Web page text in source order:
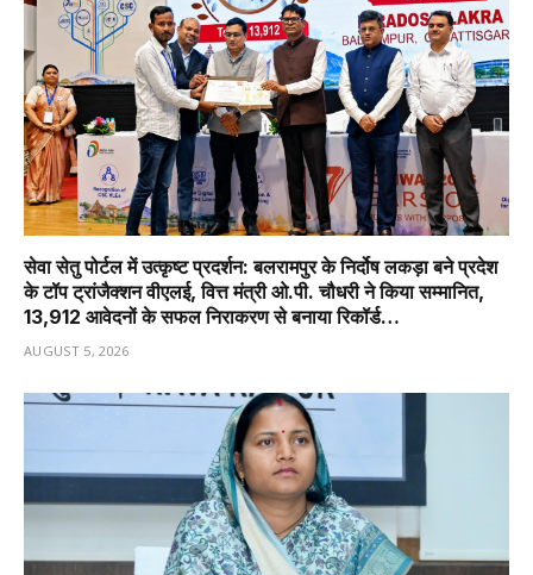
सेवा सेतु पोर्टल में उत्कृष्ट प्रदर्शन: बलरामपुर के निर्दोष लकड़ा बने प्रदेश
के टॉप ट्रांजैक्शन वीएलई, वित्त मंत्री ओ.पी. चौधरी ने किया सम्मानित,
13,912 आवेदनों के सफल निराकरण से बनाया रिकॉर्ड…
AUGUST 5, 2026